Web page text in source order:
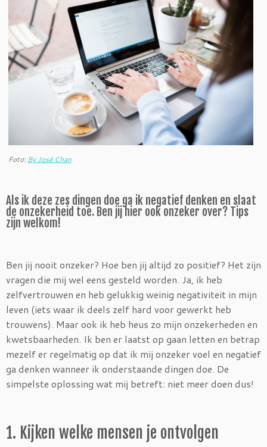
Foto:By José Chan
Als ik deze zes dingen doe ga ik negatief denken en slaat
de onzekerheid toe. Ben jij hier ook onzeker over? Tips
zijn welkom!
Ben jij nooit onzeker? Hoe ben jij altijd zo positief? Het zijn
vragen die mij wel eens gesteld worden. Ja, ik heb
zelfvertrouwen en heb gelukkig weinig negativiteit in mijn
leven (iets waar ik deels zelf hard voor gewerkt heb
trouwens). Maar ook ik heb heus zo mijn onzekerheden en
kwetsbaarheden. Ik ben er laatst op gaan letten en betrap
mezelf er regelmatig op dat ik mij onzeker voel en negatief
ga denken wanneer ik onderstaande dingen doe. De
simpelste oplossing wat mij betreft: niet meer doen dus!
1. Kijken welke mensen je ontvolgen